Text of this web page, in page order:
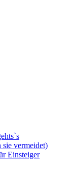
vermeidet)
Einsteiger